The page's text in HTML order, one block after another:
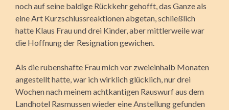
noch auf seine baldige Rückkehr gehofft, das Ganze als
eine Art Kurzschlussreaktionen abgetan, schließlich
hatte Klaus Frau und drei Kinder, aber mittlerweile war
die Hoffnung der Resignation gewichen.
Als die rubenshafte Frau mich vor zweieinhalb Monaten
angestellt hatte, war ich wirklich glücklich, nur drei
Wochen nach meinem achtkantigen Rauswurf aus dem
Landhotel Rasmussen wieder eine Anstellung gefunden